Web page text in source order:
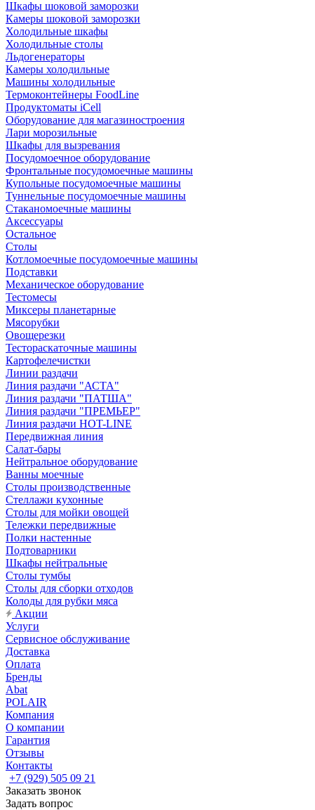
Шкафы шоковой заморозки
Камеры шоковой заморозки
Холодильные шкафы
Холодильные столы
Льдогенераторы
Камеры холодильные
Машины холодильные
Термоконтейнеры FoodLine
Продуктоматы iCell
Оборудование для магазиностроения
Лари морозильные
Шкафы для вызревания
Посудомоечное оборудование
Фронтальные посудомоечные машины
Купольные посудомоечные машины
Туннельные посудомоечные машины
Стаканомоечные машины
Аксессуары
Остальное
Столы
Котломоечные посудомоечные машины
Подставки
Механическое оборудование
Тестомесы
Миксеры планетарные
Мясорубки
Овощерезки
Тестораскаточные машины
Картофелечистки
Линии раздачи
Линия раздачи "АСТА"
Линия раздачи "ПАТША"
Линия раздачи "ПРЕМЬЕР"
Линия раздачи HOT-LINE
Передвижная линия
Салат-бары
Нейтральное оборудование
Ванны моечные
Столы производственные
Стеллажи кухонные
Столы для мойки овощей
Тележки передвижные
Полки настенные
Подтоварники
Шкафы нейтральные
Столы тумбы
Столы для сборки отходов
Колоды для рубки мяса
Акции
Услуги
Сервисное обслуживание
Доставка
Оплата
Бренды
Abat
POLAIR
Компания
О компании
Гарантия
Отзывы
Контакты
+7 (929) 505 09 21
Заказать звонок
Задать вопрос